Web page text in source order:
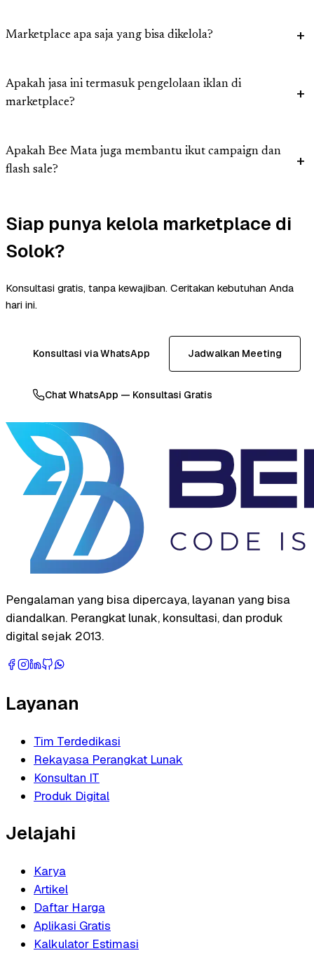
Marketplace apa saja yang bisa dikelola?
Apakah jasa ini termasuk pengelolaan iklan di
marketplace?
Apakah Bee Mata juga membantu ikut campaign dan
flash sale?
Siap punya kelola marketplace di
Solok?
Konsultasi gratis, tanpa kewajiban. Ceritakan kebutuhan Anda
hari ini.
Konsultasi via WhatsApp Jadwalkan Meeting
Chat WhatsApp — Konsultasi Gratis
Pengalaman yang bisa dipercaya, layanan yang bisa
diandalkan. Perangkat lunak, konsultasi, dan produk
digital sejak 2013.
Layanan
Tim Terdedikasi
Rekayasa Perangkat Lunak
Konsultan IT
Produk Digital
Jelajahi
Karya
Artikel
Daftar Harga
Aplikasi Gratis
Kalkulator Estimasi